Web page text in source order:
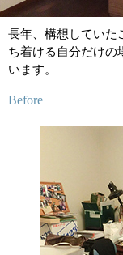
長年、構想していた
ち着ける自分だけの
います。
Before